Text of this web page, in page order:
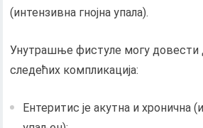
(интензивна гнојна упала).
Унутрашње фистуле могу довести
следећих компликација:
Ентеритис је акутна и хронична